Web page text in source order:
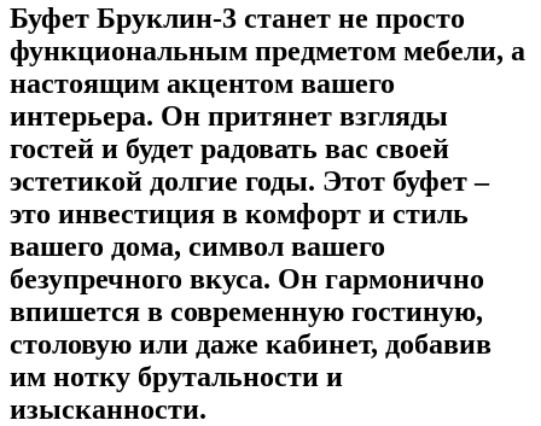
Буфет Бруклин-3 станет не просто
функциональным предметом мебели, а
настоящим акцентом вашего
интерьера. Он притянет взгляды
гостей и будет радовать вас своей
эстетикой долгие годы. Этот буфет –
это инвестиция в комфорт и стиль
вашего дома, символ вашего
безупречного вкуса. Он гармонично
впишется в современную гостиную,
столовую или даже кабинет, добавив
им нотку брутальности и
изысканности.